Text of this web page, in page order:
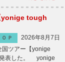
yonige tough
ＯＰ
2026年8月7日
ツアー【yonige
発表した。 yonige